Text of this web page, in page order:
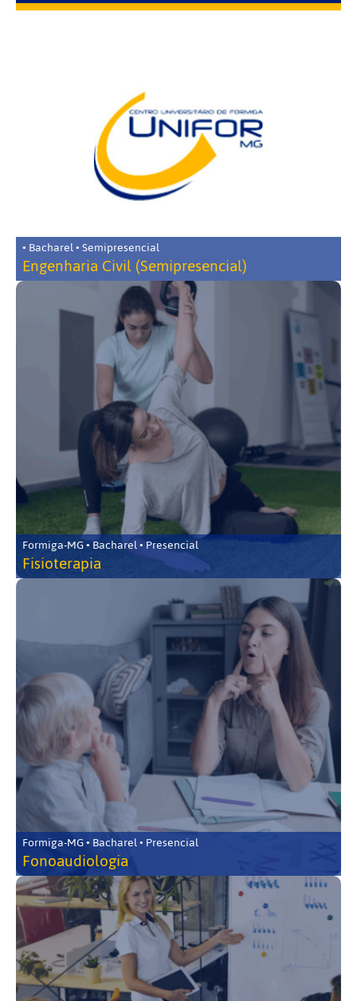
• Bacharel • Semipresencial
Engenharia Civil (Semipresencial)
Formiga-MG • Bacharel • Presencial
Fisioterapia
Formiga-MG • Bacharel • Presencial
Fonoaudiologia